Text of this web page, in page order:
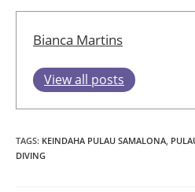
DIVING
YOU MIGHT ALSO LIKE